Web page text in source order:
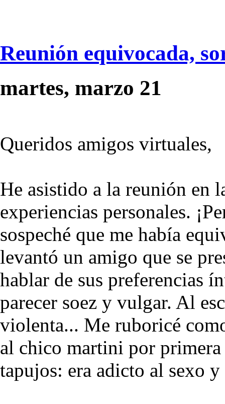
Reunión equivocada,
martes, marzo 21
Queridos amigos virtuales,
He asistido a la reunión en
experiencias personales.
sospeché que me había
levantó un amigo que se
hablar de sus preferencias
parecer soez y vulgar. Al
violenta... Me ruboricé
al chico martini por
tapujos: era adicto al sexo y